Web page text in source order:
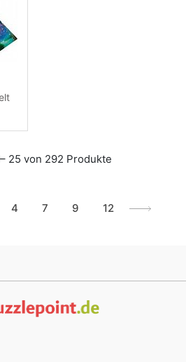
25 von 292 Produkte
4 7 9 12